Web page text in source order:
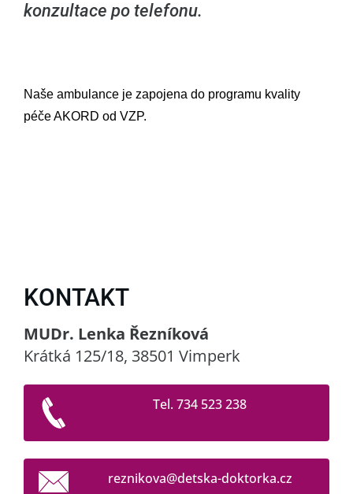
konzultace po telefonu.
Naše ambulance je zapojena do programu kvality
péče AKORD od VZP.
KONTAKT
MUDr. Lenka Řezníková
Krátká 125/18, 38501 Vimperk
Tel. 734 523 238
reznikova@detska-doktorka.cz